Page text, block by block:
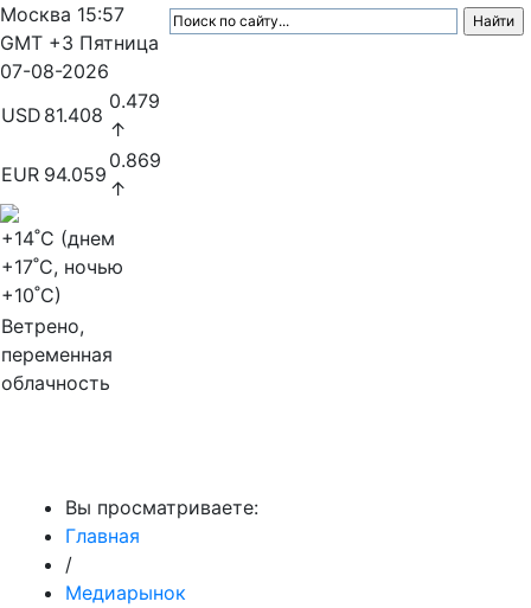
Москва 15:57
GMT +3 Пятница
07-08-2026
USD 81.408
0.479
↑
EUR 94.059
0.869
↑
+14˚C (днем
+17˚C, ночью
+10˚C)
Ветрено,
переменная
облачность
Вы просматриваете:
Главная
/
Медиарынок